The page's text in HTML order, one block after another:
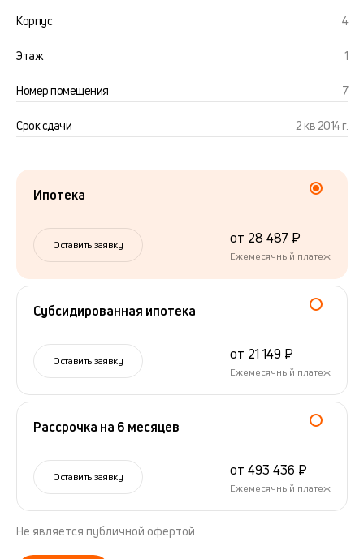
Корпус 4
Этаж 1
Номер помещения 7
Срок сдачи 2 кв 2014 г.
Ипотека
Оставить заявку от 28 487 ₽
Ежемесячный платеж
Субсидированная ипотека
Оставить заявку от 21 149 ₽
Ежемесячный платеж
Рассрочка на 6 месяцев
Оставить заявку от 493 436 ₽
Ежемесячный платеж
Не является публичной офертой